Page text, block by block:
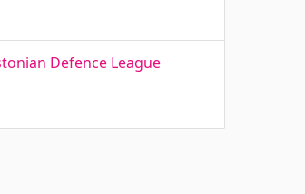
Defence League